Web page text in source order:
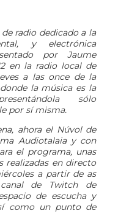
radio dedicado a la
y electrónica
por Jaume
en la radio local de
a las once de la
la música es la
sólo
por sí misma.
ahora el Núvol de
Audiotalaia y con
el programa, unas
realizadas en directo
a partir de as
de Twitch de
de escucha y
como un punto de